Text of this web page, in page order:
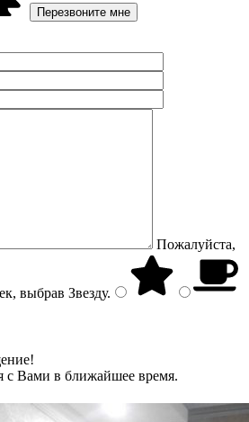
Пожалуйста,
выбрав Звезду.
с Вами в ближайшее время.